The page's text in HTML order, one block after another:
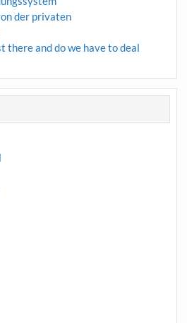
der privaten
there and do we have to deal